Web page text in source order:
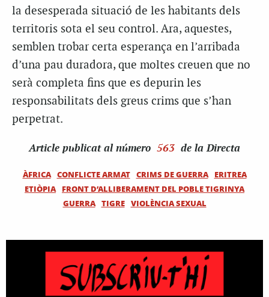
la desesperada situació de les habitants dels
territoris sota el seu control. Ara, aquestes,
semblen trobar certa esperança en l’arribada
d’una pau duradora, que moltes creuen que no
serà completa fins que es depurin les
responsabilitats dels greus crims que s’han
perpetrat.
Article publicat al número 563 de la Directa
ÀFRICA CONFLICTE ARMAT CRIMS DE GUERRA
ERITREA
ETIÒPIA
FRONT D’ALLIBERAMENT DEL POBLE TIGRINYA
GUERRA TIGRE VIOLÈNCIA SEXUAL